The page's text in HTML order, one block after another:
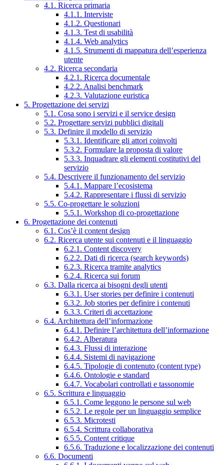
4.1. Ricerca primaria
4.1.1. Interviste
4.1.2. Questionari
4.1.3. Test di usabilità
4.1.4. Web analytics
4.1.5. Strumenti di mappatura dell’esperienza
utente
4.2. Ricerca secondaria
4.2.1. Ricerca documentale
4.2.2. Analisi benchmark
4.2.3. Valutazione euristica
5. Progettazione dei servizi
5.1. Cosa sono i servizi e il service design
5.2. Progettare servizi pubblici digitali
5.3. Definire il modello di servizio
5.3.1. Identificare gli attori coinvolti
5.3.2. Formulare la proposta di valore
5.3.3. Inquadrare gli elementi costitutivi del
servizio
5.4. Descrivere il funzionamento del servizio
5.4.1. Mappare l’ecosistema
5.4.2. Rappresentare i flussi di servizio
5.5. Co-progettare le soluzioni
5.5.1. Workshop di co-progettazione
6. Progettazione dei contenuti
6.1. Cos’è il content design
6.2. Ricerca utente sui contenuti e il linguaggio
6.2.1. Content discovery
6.2.2. Dati di ricerca (search keywords)
6.2.3. Ricerca tramite analytics
6.2.4. Ricerca sui forum
6.3. Dalla ricerca ai bisogni degli utenti
6.3.1. User stories per definire i contenuti
6.3.2. Job stories per definire i contenuti
6.3.3. Criteri di accettazione
6.4. Architettura dell’informazione
6.4.1. Definire l’architettura dell’informazione
6.4.2. Alberatura
6.4.3. Flussi di interazione
6.4.4. Sistemi di navigazione
6.4.5. Tipologie di contenuto (content type)
6.4.6. Ontologie e standard
6.4.7. Vocabolari controllati e tassonomie
6.5. Scrittura e linguaggio
6.5.1. Come leggono le persone sul web
6.5.2. Le regole per un linguaggio semplice
6.5.3. Microtesti
6.5.4. Scrittura collaborativa
6.5.5. Content critique
6.5.6. Traduzione e localizzazione dei contenuti
6.6. Documenti